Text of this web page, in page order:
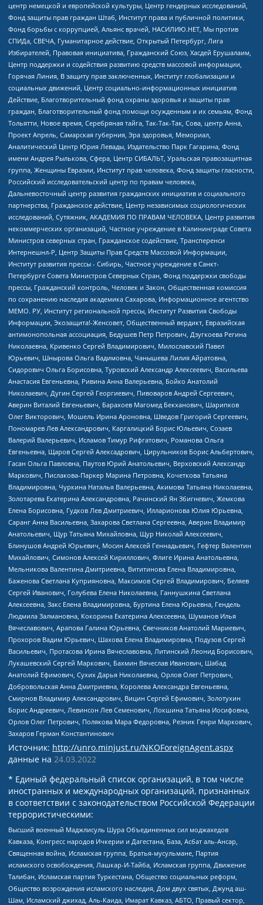
центр немецкой и европейской культуры, Центр гендерных исследований,
Фонд защиты прав граждан Штаб, Институт права и публичной политики,
Фонд борьбы с коррупцией, Альянс врачей, НАСИЛИЮ.НЕТ, Мы против
СПИДа, СВЕЧА, Гуманитарное действие, Открытый Петербург, Лига
Избирателей, Правовая инициатива, Гражданский Союз, Хасдей Ерушалаим,
Центр поддержки и содействия развитию средств массовой информации,
Горячая Линия, В защиту прав заключенных, Институт глобализации и
социальных движений, Центр социально-информационных инициатив
Действие, Благотворительный фонд охраны здоровья и защиты прав
граждан, Благотворительный фонд помощи осужденным и их семьям, Фонд
Тольятти, Новое время, Серебряная тайга, Так-Так-Так, Сова, центр Анна,
Проект Апрель, Самарская губерния, Эра здоровья, Мемориал,
Аналитический Центр Юрия Левады, Издательство Парк Гагарина, Фонд
имени Андрея Рылькова, Сфера, Центр СИБАЛЬТ, Уральская правозащитная
группа, Женщины Евразии, Институт прав человека, Фонд защиты гласности,
Российский исследовательский центр по правам человека,
Дальневосточный центр развития гражданских инициатив и социального
партнерства, Гражданское действие, Центр независимых социологических
исследований, Сутяжник, АКАДЕМИЯ ПО ПРАВАМ ЧЕЛОВЕКА, Центр развития
некоммерческих организаций, Частное учреждение в Калининграде Совета
Министров северных стран, Гражданское содействие, Трансперенси
Интернешнл-Р, Центр Защиты Прав Средств Массовой Информации,
Институт развития прессы - Сибирь, Частное учреждение в Санкт-
Петербурге Совета Министров Северных Стран, Фонд поддержки свободы
прессы, Гражданский контроль, Человек и Закон, Общественная комиссия
по сохранению наследия академика Сахарова, Информационное агентство
МЕМО. РУ, Институт региональной прессы, Институт Развития Свободы
Информации, Экозащита!-Женсовет, Общественный вердикт, Евразийская
антимонопольная ассоциация, Бедушев Петр Петрович, Дзугкоева Регина
Николаевна, Кривенко Сергей Владимирович, Милославский Павел
Юрьевич, Шнырова Ольга Вадимовна, Чанышева Лилия Айратовна,
Сидорович Ольга Борисовна, Туровский Александр Алексеевич, Васильева
Анастасия Евгеньевна, Ривина Анна Валерьевна, Бойко Анатолий
Николаевич, Дугин Сергей Георгиевич, Пивоваров Андрей Сергеевич,
Аверин Виталий Евгеньевич, Барахоев Магомед Бекханович, Шарипков
Олег Викторович, Мошель Ирина Ароновна, Шведов Григорий Сергеевич,
Пономарев Лев Александрович, Каргалицкий Борис Юльевич, Созаев
Валерий Валерьевич, Исламов Тимур Рифгатович, Романова Ольга
Евгеньевна, Щаров Сергей Алексадрович, Цирульников Борис Альбертович,
Гасан Ольга Павловна, Паутов Юрий Анатольевич, Верховский Александр
Маркович, Пислакова-Паркер Марина Петровна, Кочеткова Татьяна
Владимировна, Чуркина Наталья Валерьевна, Акимова Татьяна Николаевна,
Золотарева Екатерина Александровна, Рачинский Ян Збигневич, Жемкова
Елена Борисовна, Гудков Лев Дмитриевич, Илларионова Юлия Юрьевна,
Саранг Анна Васильевна, Захарова Светлана Сергеевна, Аверин Владимир
Анатольевич, Щур Татьяна Михайловна, Щур Николай Алексеевич,
Блинушов Андрей Юрьевич, Мосин Алексей Геннадьевич, Гефтер Валентин
Михайлович, Симонов Алексей Кириллович, Флиге Ирина Анатольевна,
Мельникова Валентина Дмитриевна, Вититинова Елена Владимировна,
Баженова Светлана Куприяновна, Максимов Сергей Владимирович, Беляев
Сергей Иванович, Голубева Елена Николаевна, Ганнушкина Светлана
Алексеевна, Закс Елена Владимировна, Буртина Елена Юрьевна, Гендель
Людмила Залмановна, Кокорина Екатерина Алексеевна, Шуманов Илья
Вячеславович, Арапова Галина Юрьевна, Свечников Анатолий Мариевич,
Прохоров Вадим Юрьевич, Шахова Елена Владимировна, Подузов Сергей
Васильевич, Протасова Ирина Вячеславовна, Литинский Леонид Борисович,
Лукашевский Сергей Маркович, Бахмин Вячеслав Иванович, Шабад
Анатолий Ефимович, Сухих Дарья Николаевна, Орлов Олег Петрович,
Добровольская Анна Дмитриевна, Королева Александра Евгеньевна,
Смирнов Владимир Александрович, Вицин Сергей Ефимович, Золотухин
Борис Андреевич, Левинсон Лев Семенович, Локшина Татьяна Иосифовна,
Орлов Олег Петрович, Полякова Мара Федоровна, Резник Генри Маркович,
Захаров Герман Константинович
Источник: http://unro.minjust.ru/NKOForeignAgent.aspx
данные на 24.03.2022
* Единый федеральный список организаций, в том числе
иностранных и международных организаций, признанных
в соответствии с законодательством Российской Федерации
террористическими:
Высший военный Маджлисуль Шура Объединенных сил моджахедов
Кавказа, Конгресс народов Ичкерии и Дагестана, База, Асбат аль-Ансар,
Священная война, Исламская группа, Братья-мусульмане, Партия
исламского освобождения, Лашкар-И-Тайба, Исламская группа, Движение
Талибан, Исламская партия Туркестана, Общество социальных реформ,
Общество возрождения исламского наследия, Дом двух святых, Джунд аш-
Шам, Исламский джихад, Аль-Каида, Имарат Кавказ, АБТО, Правый сектор,